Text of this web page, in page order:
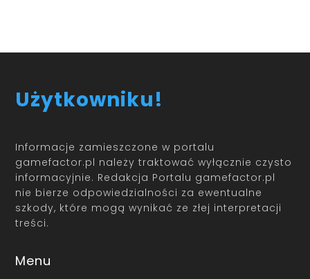
Użytkowniku!
Informacje zamieszczone w portalu
gamefactor.pl należy traktować wyłącznie czysto
informacyjnie. Redakcja Portalu gamefactor.pl
nie bierze odpowiedzialności za ewentualne
szkody, które mogą wynikać ze złej interpretacji
treści.
Menu